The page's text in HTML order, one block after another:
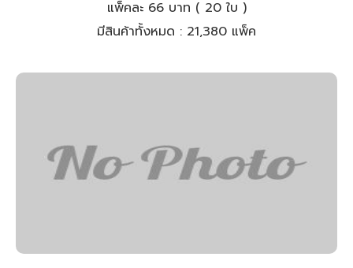
แพ็คละ 66 บาท ( 20 ใบ )
มีสินค้าทั้งหมด : 21,380 แพ็ค